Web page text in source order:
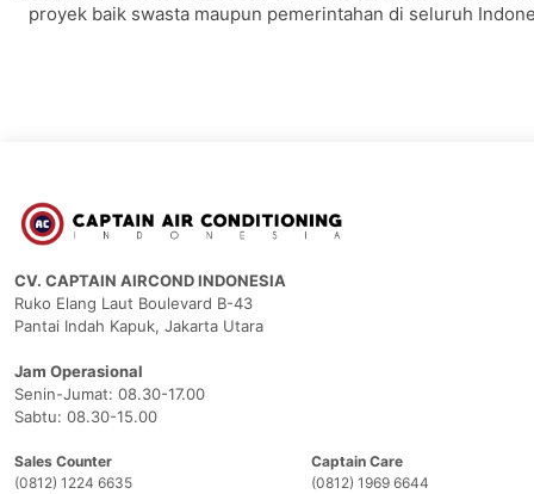
proyek baik swasta maupun pemerintahan di seluruh
CV. CAPTAIN AIRCOND INDONESIA
Ruko Elang Laut Boulevard B-43
Pantai Indah Kapuk, Jakarta Utara
Jam Operasional
Senin-Jumat: 08.30-17.00
Sabtu: 08.30-15.00
Sales Counter
(0812) 1224 6635
Captain Care
(0812) 1969 6644